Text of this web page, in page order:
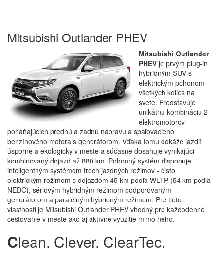
Mitsubishi Outlander PHEV
Mitsubishi Outlander
PHEV je prvým plug‑in
hybridným SUV s
elektrickým pohonom
všetkých kolies na
svete. Predstavuje
unikátnu kombináciu 2
elektromotorov
poháňajúcich prednú a zadnú nápravu a spaľovacieho
benzínového motora s generátorom. Vďaka tomu dokáže jazdiť
úsporne a ekologicky v meste a súčasne dosahuje vynikajúci
kombinovaný dojazd až 880 km. Pohonný systém disponuje
inteligentným systémom troch jazdných režimov - čisto
elektrickým režimom s dojazdom 45 km podľa WLTP (54 km podľa
NEDC), sériovým hybridným režimom podporovaným
generátorom a paralelným hybridným režimom. Pre tieto
vlastnosti je Mitsubishi Outlander PHEV vhodný pre každodenné
cestovanie v meste ako aj aktívne využitie mimo neho.
Clean. Clever. ClearTec.